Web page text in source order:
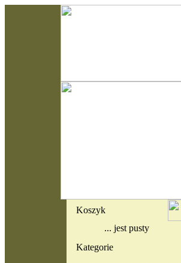
Koszyk
... jest pusty
Kategorie